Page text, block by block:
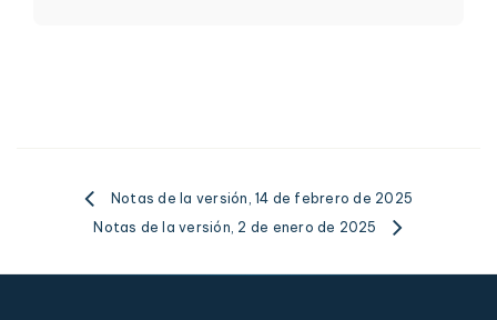
Notas de la versión, 14 de febrero de 2025
Notas de la versión, 2 de enero de 2025